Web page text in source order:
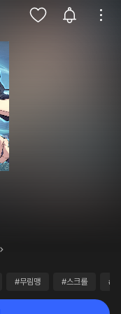
#무림맹 #스크롤 #5